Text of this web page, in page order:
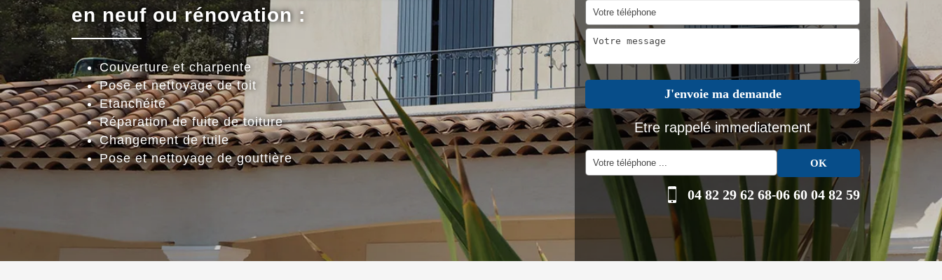
Etre rappelé immediatement
04 82 29 62 68-06 60 04 82 59
en neuf ou rénovation :
Couverture et charpente
Pose et nettoyage de toit
Etanchéité
Réparation de fuite de toiture
Changement de tuile
Pose et nettoyage de gouttière